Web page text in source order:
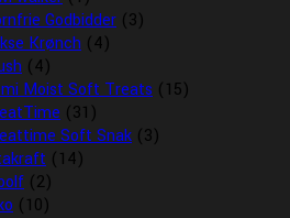
Godbidder (3)
Krønch (4)
(4)
Moist Soft Treats (15)
(31)
Soft Snak (3)
(14)
(2)
(10)